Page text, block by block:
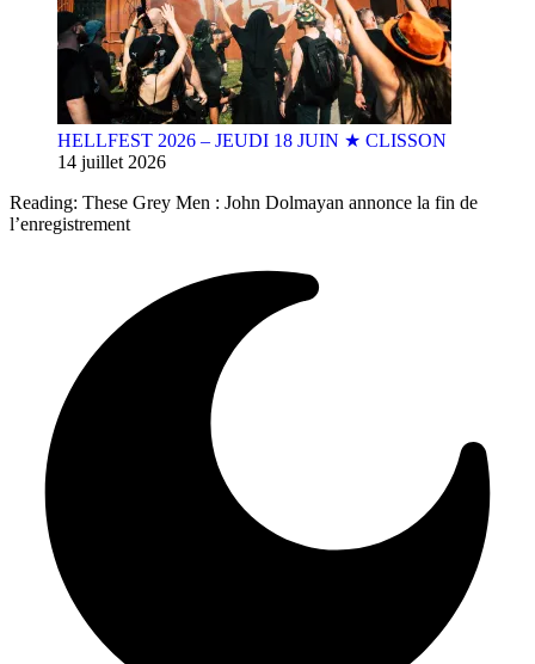
HELLFEST 2026 – JEUDI 18 JUIN ★ CLISSON
14 juillet 2026
Reading: These Grey Men : John Dolmayan annonce la fin de
l’enregistrement